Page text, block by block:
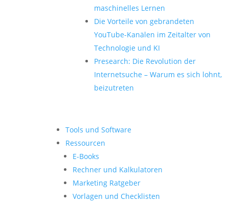
maschinelles Lernen
Die Vorteile von gebrandeten
YouTube-Kanälen im Zeitalter von
Technologie und KI
Presearch: Die Revolution der
Internetsuche – Warum es sich lohnt,
beizutreten
Tools und Software
Ressourcen
E-Books
Rechner und Kalkulatoren
Marketing Ratgeber
Vorlagen und Checklisten